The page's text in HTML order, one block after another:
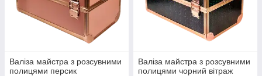
Валіза майстра з розсувними
полицями персик
Валіза майстра з розсувними
полицями чорний вітраж